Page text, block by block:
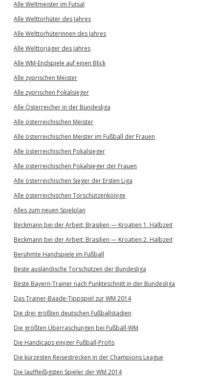
Alle Weltmeister im Futsal
Alle Welttorhüter des Jahres
Alle Welttorhüterinnen des Jahres
Alle Welttorjäger des Jahres
Alle WM-Endspiele auf einen Blick
Alle zyprischen Meister
Alle zyprischen Pokalsieger
Alle Österreicher in der Bundesliga
Alle österreichischen Meister
Alle österreichischen Meister im Fußball der Frauen
Alle österreichischen Pokalsieger
Alle österreichischen Pokalsieger der Frauen
Alle österreichischen Sieger der Ersten Liga
Alle österreichischen Torschützenkönige
Alles zum neuen Spielplan
Beckmann bei der Arbeit: Brasilien — Kroatien 1. Halbzeit
Beckmann bei der Arbeit: Brasilien — Kroatien 2. Halbzeit
Berühmte Handspiele im Fußball
Beste ausländische Torschützen der Bundesliga
Beste Bayern-Trainer nach Punkteschnitt in der Bundesliga
Das Trainer-Baade-Tippspiel zur WM 2014
Die drei größten deutschen Fußballstadien
Die größten Überraschungen bei Fußball-WM
Die Handicaps einiger Fußball-Profis
Die kürzesten Reisestrecken in der Champions League
Die lauffleißigsten Spieler der WM 2014